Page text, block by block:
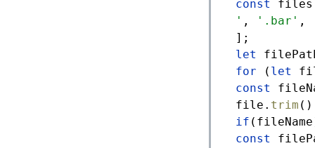
const
' , '.bar' ,
let
for ( let
const
file. trim
if
const